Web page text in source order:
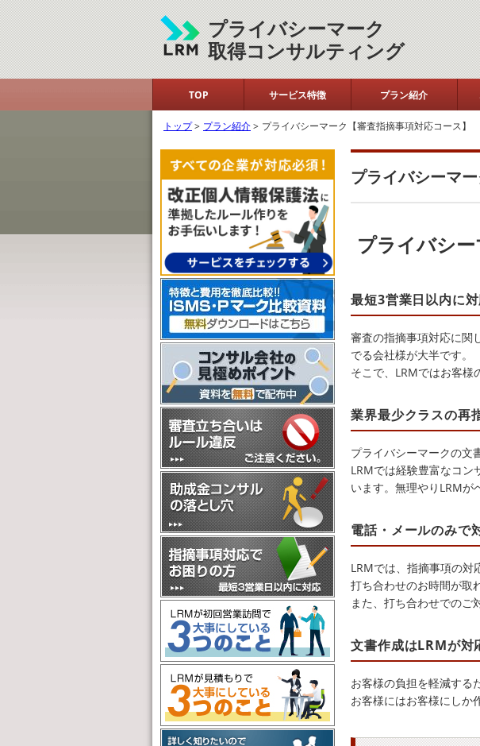
プライバシーマーク
取得コンサルティング
TOP サービス特徴 プラン紹介
トップ> プラン紹介> プライバシーマーク【審査指摘事項対応コース】
プライバシーマ
プライバシ
最短3営業日以内に
審査の指摘事項対応に関
でる会社様が大半です。
そこで、LRMではお客様
業界最少クラスの再
プライバシーマークの文
LRMでは経験豊富なコン
います。無理やりLRMが
電話・メールのみで
LRMでは、指摘事項の対
打ち合わせのお時間が取
また、打ち合わせでのご
文書作成はLRMが対
お客様の負担を軽減する
お客様にはお客様にしか